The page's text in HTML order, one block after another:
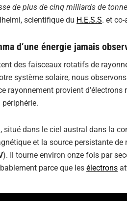
de plus de cinq milliards de
scientifique du H.E.S.S. et
d’une énergie jamais
des faisceaux rotatifs de
système solaire, nous
rayonnement provient
, situé dans le ciel austral dans la
et la source persistante
). Il tourne environ onze fois par
parce que les électrons